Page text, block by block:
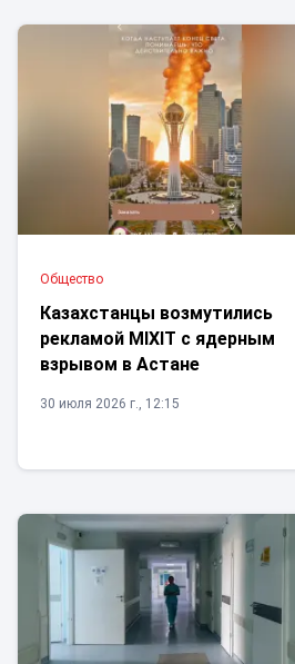
Общество
Казахстанцы возмутились
рекламой MIXIT с ядерным
взрывом в Астане
30 июля 2026 г., 12:15